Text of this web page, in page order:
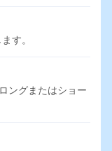
す。
ングまたはショー